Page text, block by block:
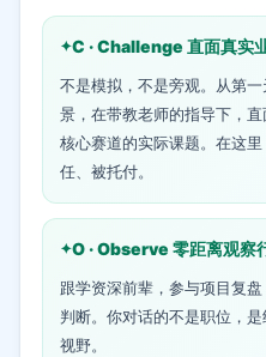
C · Challenge 直面真实
不是模拟，不是旁观。从第
景，在带教老师的指导下，
核心赛道的实际课题。在这
任、被托付。
O · Observe 零距离观察
跟学资深前辈，参与项目复
判断。你对话的不是职位，
视野。